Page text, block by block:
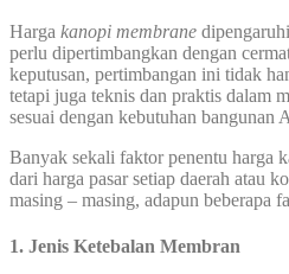
Harga kanopi membrane
perlu dipertimbangkan dengan
keputusan, pertimbangan ini tidak
tetapi juga teknis dan praktis dalam
sesuai dengan kebutuhan bangunan
Banyak sekali faktor penentu harga
dari harga pasar setiap daerah atau
masing – masing, adapun beberapa
1. Jenis Ketebalan Membran